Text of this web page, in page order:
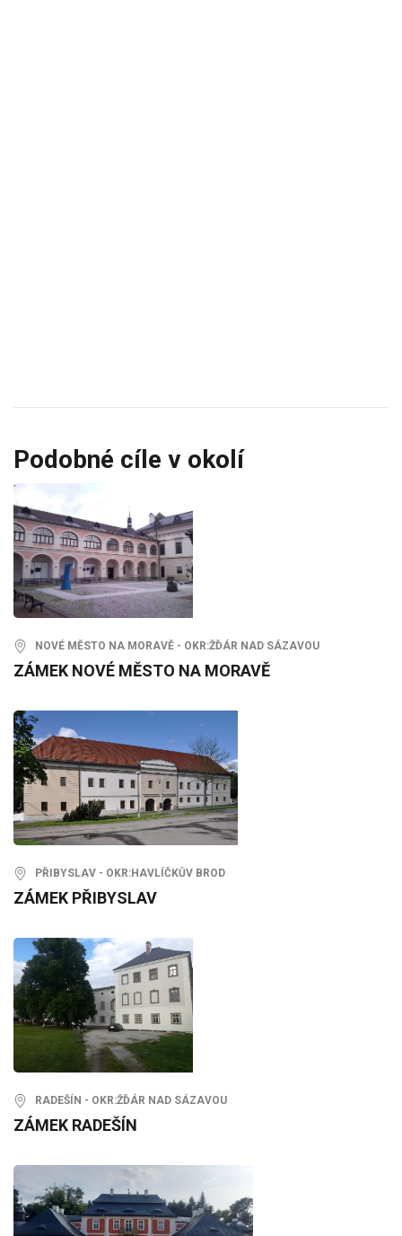
Podobné cíle v okolí
NOVÉ MĚSTO NA MORAVĚ - OKR:ŽĎÁR NAD SÁZAVOU
ZÁMEK NOVÉ MĚSTO NA MORAVĚ
PŘIBYSLAV - OKR:HAVLÍČKŮV BROD
ZÁMEK PŘIBYSLAV
RADEŠÍN - OKR:ŽĎÁR NAD SÁZAVOU
ZÁMEK RADEŠÍN